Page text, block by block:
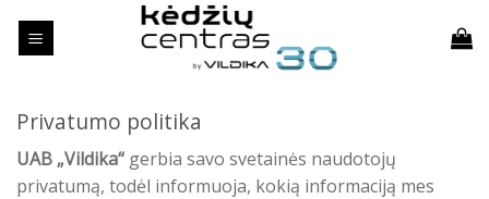
Privatumo politika
UAB „Vildika“ gerbia savo svetainės naudotojų
privatumą, todėl informuoja, kokią informaciją mes